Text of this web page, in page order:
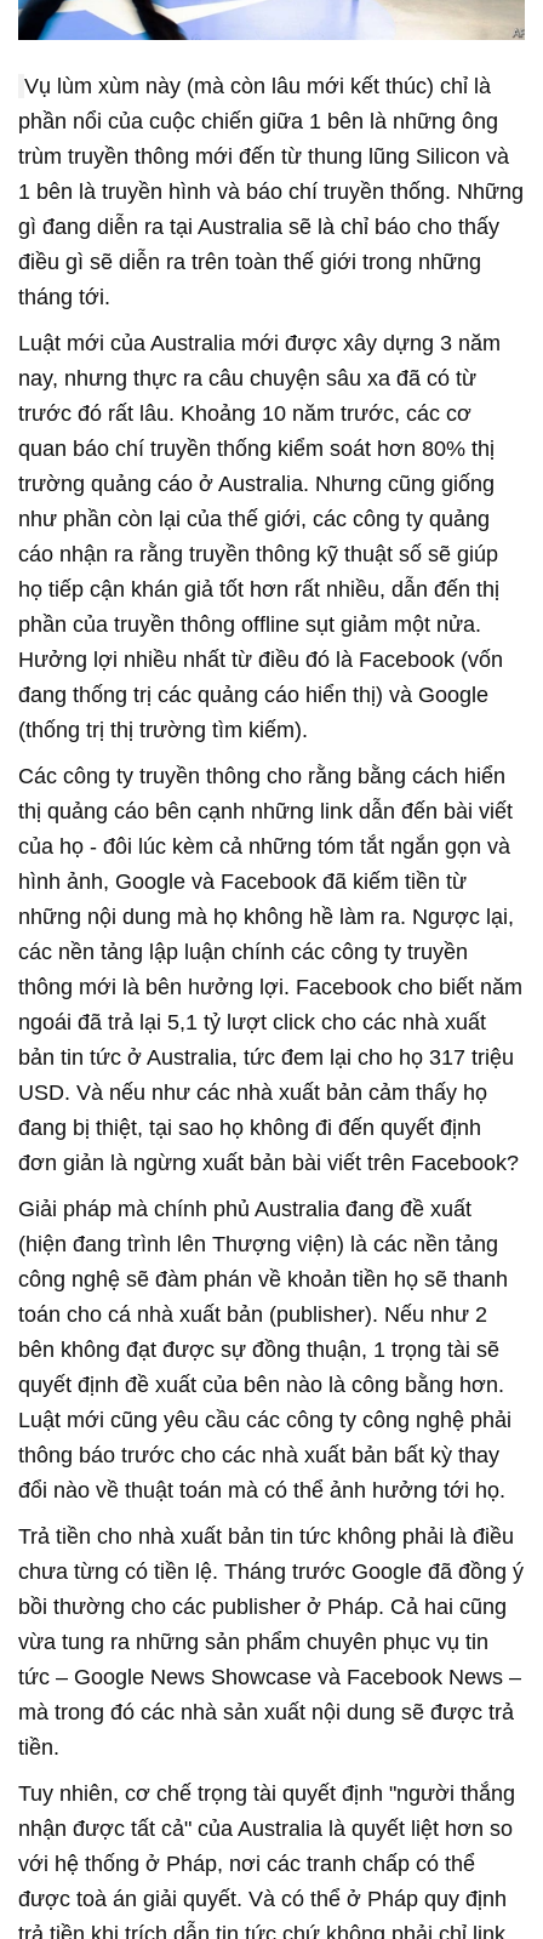
Vụ lùm xùm này (mà còn lâu mới kết thúc) chỉ là
phần nổi của cuộc chiến giữa 1 bên là những ông
trùm truyền thông mới đến từ thung lũng Silicon và
1 bên là truyền hình và báo chí truyền thống. Những
gì đang diễn ra tại Australia sẽ là chỉ báo cho thấy
điều gì sẽ diễn ra trên toàn thế giới trong những
tháng tới.
Luật mới của Australia mới được xây dựng 3 năm
nay, nhưng thực ra câu chuyện sâu xa đã có từ
trước đó rất lâu. Khoảng 10 năm trước, các cơ
quan báo chí truyền thống kiểm soát hơn 80% thị
trường quảng cáo ở Australia. Nhưng cũng giống
như phần còn lại của thế giới, các công ty quảng
cáo nhận ra rằng truyền thông kỹ thuật số sẽ giúp
họ tiếp cận khán giả tốt hơn rất nhiều, dẫn đến thị
phần của truyền thông offline sụt giảm một nửa.
Hưởng lợi nhiều nhất từ điều đó là Facebook (vốn
đang thống trị các quảng cáo hiển thị) và Google
(thống trị thị trường tìm kiếm).
Các công ty truyền thông cho rằng bằng cách hiển
thị quảng cáo bên cạnh những link dẫn đến bài viết
của họ - đôi lúc kèm cả những tóm tắt ngắn gọn và
hình ảnh, Google và Facebook đã kiếm tiền từ
những nội dung mà họ không hề làm ra. Ngược lại,
các nền tảng lập luận chính các công ty truyền
thông mới là bên hưởng lợi. Facebook cho biết năm
ngoái đã trả lại 5,1 tỷ lượt click cho các nhà xuất
bản tin tức ở Australia, tức đem lại cho họ 317 triệu
USD. Và nếu như các nhà xuất bản cảm thấy họ
đang bị thiệt, tại sao họ không đi đến quyết định
đơn giản là ngừng xuất bản bài viết trên Facebook?
Giải pháp mà chính phủ Australia đang đề xuất
(hiện đang trình lên Thượng viện) là các nền tảng
công nghệ sẽ đàm phán về khoản tiền họ sẽ thanh
toán cho cá nhà xuất bản (publisher). Nếu như 2
bên không đạt được sự đồng thuận, 1 trọng tài sẽ
quyết định đề xuất của bên nào là công bằng hơn.
Luật mới cũng yêu cầu các công ty công nghệ phải
thông báo trước cho các nhà xuất bản bất kỳ thay
đổi nào về thuật toán mà có thể ảnh hưởng tới họ.
Trả tiền cho nhà xuất bản tin tức không phải là điều
chưa từng có tiền lệ. Tháng trước Google đã đồng ý
bồi thường cho các publisher ở Pháp. Cả hai cũng
vừa tung ra những sản phẩm chuyên phục vụ tin
tức – Google News Showcase và Facebook News –
mà trong đó các nhà sản xuất nội dung sẽ được trả
tiền.
Tuy nhiên, cơ chế trọng tài quyết định "người thắng
nhận được tất cả" của Australia là quyết liệt hơn so
với hệ thống ở Pháp, nơi các tranh chấp có thể
được toà án giải quyết. Và có thể ở Pháp quy định